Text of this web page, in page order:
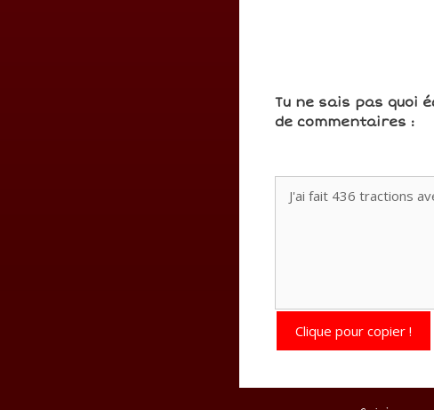
Tu ne sais pas quoi
de commentaires :
Clique pour copier !